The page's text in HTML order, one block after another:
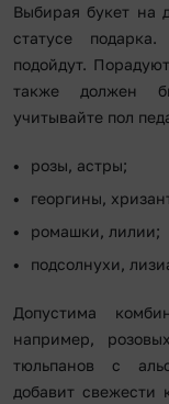
Выбирая букет на
статусе
подойдут.
также должен
учитывайте пол
розы, астры;
георгины,
ромашки, лилии;
подсолнухи,
Допустима
например,
тюльпанов с
добавит свежести